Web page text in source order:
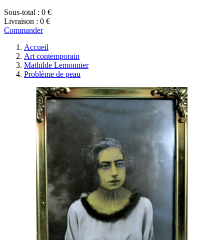
Sous-total : 0 €
Livraison : 0 €
Commander
Accueil
Art contemporain
Mathilde Lemonnier
Problème de peau